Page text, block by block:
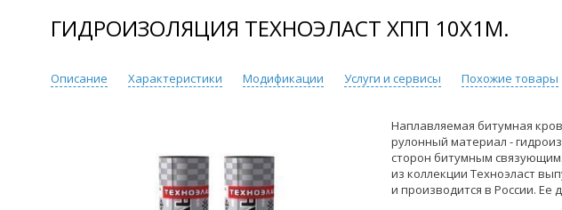
ГИДРОИЗОЛЯЦИЯ ТЕХНОЭЛАСТ ХПП 10Х1М.
Описание Характеристики Модификации Услуги и сервисы Похожие товары
Наплавляемая битумная
рулонный материал -
сторон битумным
из коллекции Техноэласт
и производится в России. Ее